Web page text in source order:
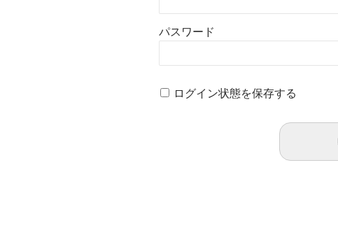
パスワード
ログイン状態を保存する